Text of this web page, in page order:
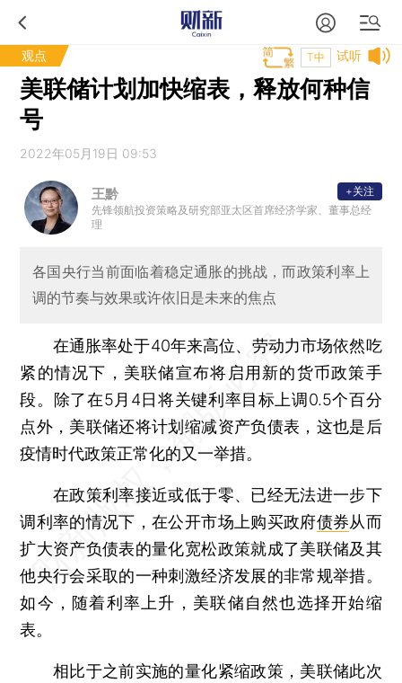
观点 试听
T中
美联储计划加快缩表，释放何种信
号
2022年05月19日 09:53
王黔
先锋领航投资策略及研究部亚太区首席经济学家、董事总经
理
+关注
各国央行当前面临着稳定通胀的挑战，而政策利率上
调的节奏与效果或许依旧是未来的焦点
在通胀率处于40年来高位、劳动力市场依然吃
紧的情况下，美联储宣布将启用新的货币政策手
段。除了在5月4日将关键利率目标上调0.5个百分
点外，美联储还将计划缩减资产负债表，这也是后
疫情时代政策正常化的又一举措。
在政策利率接近或低于零、已经无法进一步下
调利率的情况下，在公开市场上购买政府债券从而
扩大资产负债表的量化宽松政策就成了美联储及其
他央行会采取的一种刺激经济发展的非常规举措。
如今，随着利率上升，美联储自然也选择开始缩
表。
相比于之前实施的量化紧缩政策，美联储此次